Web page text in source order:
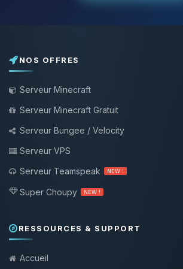
NOS OFFRES
Serveur Minecraft
Serveur Minecraft Gratuit
Serveur Bungee / Velocity
Serveur VPS
Serveur Teamspeak
NEW !
Super Choupy NEW !
RESSOURCES & SUPPORT
Accueil